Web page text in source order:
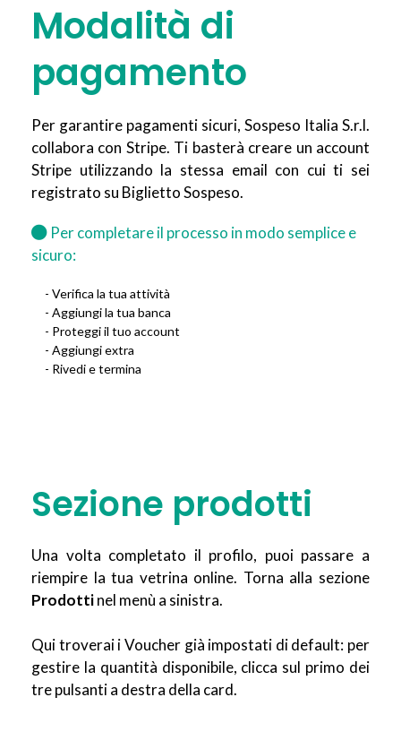
Modalità di
pagamento
Per garantire pagamenti sicuri, Sospeso Italia S.r.l.
collabora con Stripe. Ti basterà creare un account
Stripe utilizzando la stessa email con cui ti sei
registrato su Biglietto Sospeso.
Per completare il processo in modo semplice e
sicuro:
- Verifica la tua attività
- Aggiungi la tua banca
- Proteggi il tuo account
- Aggiungi extra
- Rivedi e termina
Sezione prodotti
Una volta completato il profilo, puoi passare a
riempire la tua vetrina online. Torna alla sezione
Prodottinel menù a sinistra.
Qui troverai i Voucher già impostati di default: per
gestire la quantità disponibile, clicca sul primo dei
tre pulsanti a destra della card.